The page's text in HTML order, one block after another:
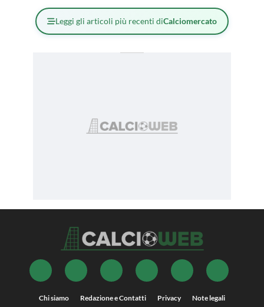
Leggi gli articoli più recenti diCalciomercato
Chi siamo Redazione e Contatti Privacy Note legali